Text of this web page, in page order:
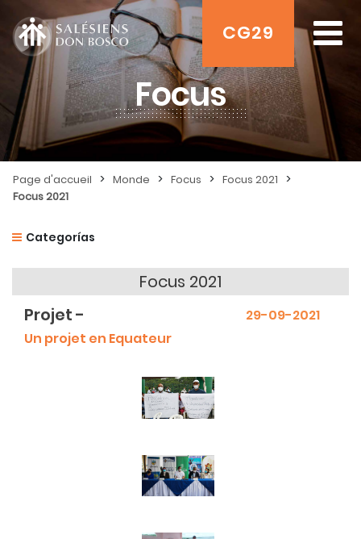
CG29
Focus
Page d'accueil > Monde > Focus > Focus 2021 >
Focus 2021
Categorías
Focus 2021
Projet -
29-09-2021
Un projet en Equateur